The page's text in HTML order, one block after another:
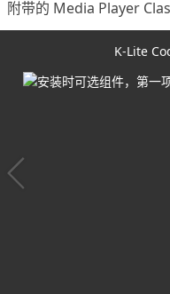
附带的 Media Player
K-Lite
安装时可选组件，第一